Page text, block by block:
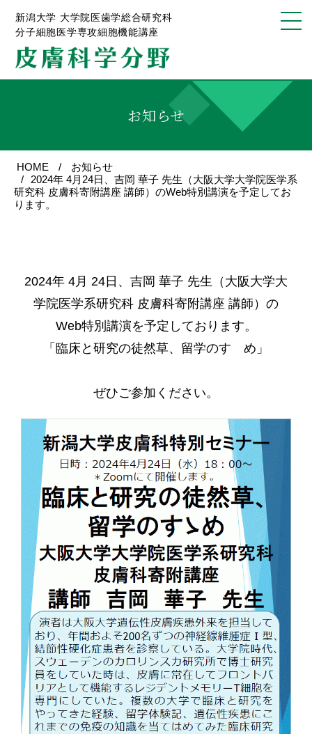
新潟大学 大学院医歯学総合研究科
分子細胞医学専攻細胞機能講座
お知らせ
HOME
お知らせ
2024年 4月24日、吉岡 華子 先生（大阪大学大学院医学系
研究科 皮膚科寄附講座 講師）のWeb特別講演を予定してお
ります。
2024年 4月 24日、吉岡 華子 先生（大阪大学大
学院医学系研究科 皮膚科寄附講座 講師）の
Web特別講演を予定しております。
「臨床と研究の徒然草、留学のすゝめ」
ぜひご参加ください。